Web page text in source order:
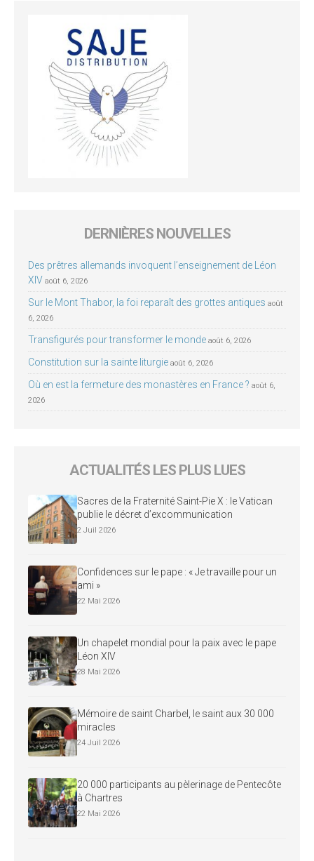
DERNIÈRES NOUVELLES
Des prêtres allemands invoquent l’enseignement de Léon
XIV août 6, 2026
Sur le Mont Thabor, la foi reparaît des grottes antiques août
6, 2026
Transfigurés pour transformer le monde août 6, 2026
Constitution sur la sainte liturgie août 6, 2026
Où en est la fermeture des monastères en France ? août 6,
2026
ACTUALITÉS LES PLUS LUES
Sacres de la Fraternité Saint-Pie X : le Vatican
publie le décret d’excommunication
2 Juil 2026
Confidences sur le pape : « Je travaille pour un
ami »
22 Mai 2026
Un chapelet mondial pour la paix avec le pape
Léon XIV
28 Mai 2026
Mémoire de saint Charbel, le saint aux 30 000
miracles
24 Juil 2026
20 000 participants au pèlerinage de Pentecôte
à Chartres
22 Mai 2026